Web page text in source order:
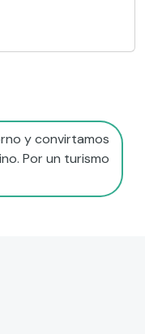
y convirtamos
Por un turismo